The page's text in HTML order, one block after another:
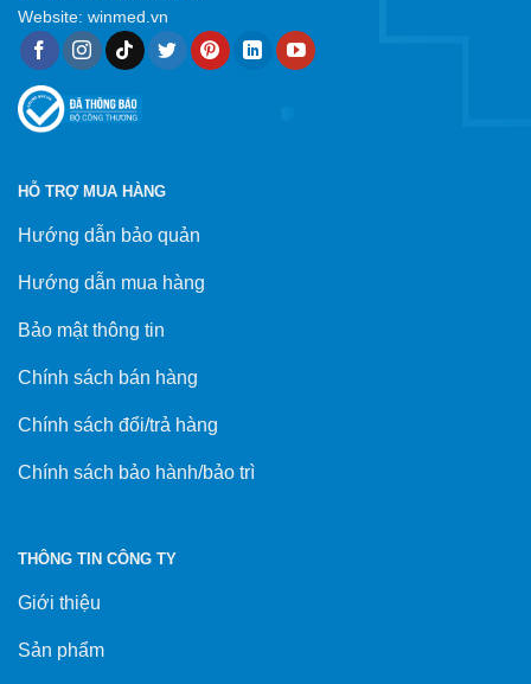
Website: winmed.vn
HỖ TRỢ MUA HÀNG
Hướng dẫn bảo quản
Hướng dẫn mua hàng
Bảo mật thông tin
Chính sách bán hàng
Chính sách đổi/trả hàng
Chính sách bảo hành/bảo trì
THÔNG TIN CÔNG TY
Giới thiệu
Sản phẩm